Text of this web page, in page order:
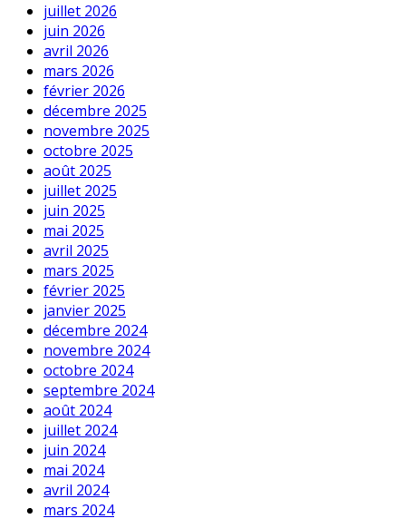
juillet 2026
juin 2026
avril 2026
mars 2026
février 2026
décembre 2025
novembre 2025
octobre 2025
août 2025
juillet 2025
juin 2025
mai 2025
avril 2025
mars 2025
février 2025
janvier 2025
décembre 2024
novembre 2024
octobre 2024
septembre 2024
août 2024
juillet 2024
juin 2024
mai 2024
avril 2024
mars 2024